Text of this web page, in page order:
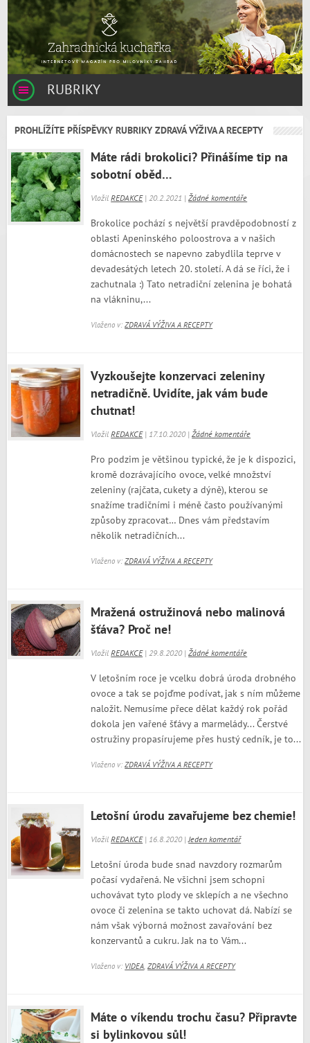
RUBRIKY
PROHLÍŽÍTE PŘÍSPĚVKY RUBRIKY ZDRAVÁ VÝŽIVA A RECEPTY
Máte rádi brokolici? Přinášíme tip na
sobotní oběd…
VložilREDAKCE| 20.2.2021 |Žádné komentáře
Brokolice pochází s největší pravděpodobností z
oblasti Apeninského poloostrova a v našich
domácnostech se napevno zabydlila teprve v
devadesátých letech 20. století. A dá se říci, že i
zachutnala :) Tato netradiční zelenina je bohatá
na vlákninu,...
Vloženo v:ZDRAVÁ VÝŽIVA A RECEPTY
Vyzkoušejte konzervaci zeleniny
netradičně. Uvidíte, jak vám bude
chutnat!
VložilREDAKCE| 17.10.2020 |Žádné komentáře
Pro podzim je většinou typické, že je k dispozici,
kromě dozrávajícího ovoce, velké množství
zeleniny (rajčata, cukety a dýně), kterou se
snažíme tradičními i méně často používanými
způsoby zpracovat… Dnes vám představím
několik netradičních...
Vloženo v:ZDRAVÁ VÝŽIVA A RECEPTY
Mražená ostružinová nebo malinová
šťáva? Proč ne!
VložilREDAKCE| 29.8.2020 |Žádné komentáře
V letošním roce je vcelku dobrá úroda drobného
ovoce a tak se pojďme podívat, jak s ním můžeme
naložit. Nemusíme přece dělat každý rok pořád
dokola jen vařené šťávy a marmelády... Čerstvé
ostružiny propasírujeme přes hustý cedník, je to...
Vloženo v:ZDRAVÁ VÝŽIVA A RECEPTY
Letošní úrodu zavařujeme bez chemie!
VložilREDAKCE| 16.8.2020 | Jeden komentář
Letošní úroda bude snad navzdory rozmarům
počasí vydařená. Ne všichni jsem schopni
uchovávat tyto plody ve sklepích a ne všechno
ovoce či zelenina se takto uchovat dá. Nabízí se
nám však výborná možnost zavařování bez
konzervantů a cukru. Jak na to Vám...
Vloženo v: VIDEA ,ZDRAVÁ VÝŽIVA A RECEPTY
Máte o víkendu trochu času? Připravte
si bylinkovou sůl!